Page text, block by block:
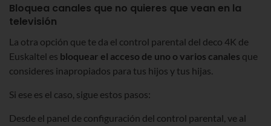
Bloquea canales que no quieres que vean en la
televisión
La otra opción que te da el control parental del deco 4K de
Euskaltel es bloquear el acceso de uno o varios canales que
consideres inapropiados para tus hijos y tus hijas.
Si ese es el caso, sigue estos pasos:
Desde el panel de configuración del control parental, ve al